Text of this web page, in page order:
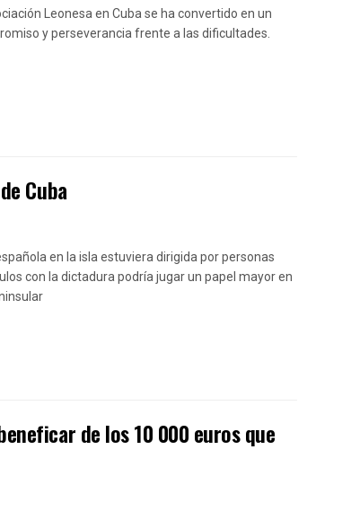
Leonesa en Cuba se ha convertido en un
y perseverancia frente a las dificultades.
Cuba
en la isla estuviera dirigida por personas
con la dictadura podría jugar un papel mayor en
de los 10 000 euros que